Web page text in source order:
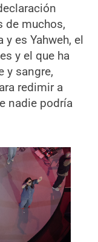
de muchos,
es Yahweh, el
y el que ha
y sangre,
redimir a
nadie podría